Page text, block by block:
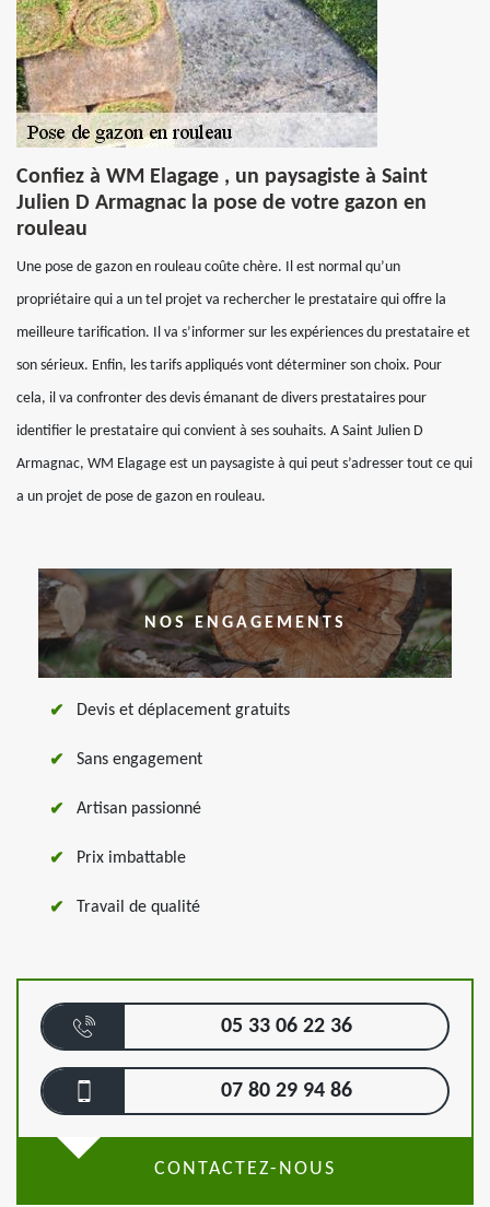
Confiez à WM Elagage , un paysagiste à Saint
Julien D Armagnac la pose de votre gazon en
rouleau
Une pose de gazon en rouleau coûte chère. Il est normal qu’un
propriétaire qui a un tel projet va rechercher le prestataire qui offre la
meilleure tarification. Il va s’informer sur les expériences du prestataire et
son sérieux. Enfin, les tarifs appliqués vont déterminer son choix. Pour
cela, il va confronter des devis émanant de divers prestataires pour
identifier le prestataire qui convient à ses souhaits. A Saint Julien D
Armagnac, WM Elagage est un paysagiste à qui peut s’adresser tout ce qui
a un projet de pose de gazon en rouleau.
NOS ENGAGEMENTS
Devis et déplacement gratuits
Sans engagement
Artisan passionné
Prix imbattable
Travail de qualité
05 33 06 22 36
07 80 29 94 86
CONTACTEZ-NOUS